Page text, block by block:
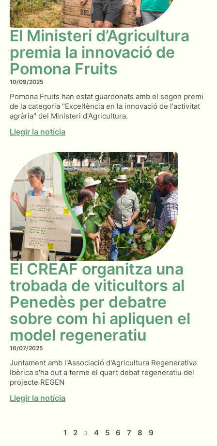
El Ministeri d’Agricultura
premia la innovació de
Pomona Fruits
10/09/2025
Pomona Fruits han estat guardonats amb el segon premi
de la categoria "Excel·lència en la innovació de l'activitat
agrària" del Ministeri d'Agricultura.
Llegir la notícia
El CREAF organitza una
trobada de viticultors al
Penedès per debatre
sobre com hi apliquen el
model regeneratiu
16/07/2025
Juntament amb l'Associació d'Agricultura Regenerativa
Ibèrica s'ha dut a terme el quart debat regeneratiu del
projecte REGEN
Llegir la notícia
1 2 3 4 5 6 7 8 9